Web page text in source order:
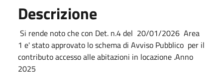
Descrizione
Si rende noto che con Det. n.4 del 20/01/2026 Area
1 e' stato approvato lo schema di Avviso Pubblico per il
contributo accesso alle abitazioni in locazione .Anno
2025